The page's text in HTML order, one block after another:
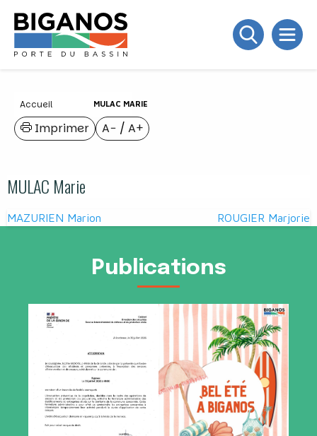
Accueil MULAC MARIE
A− / A+
Imprimer
MULAC Marie
Navigation
MAZURIEN Marion ROUGIER Marjorie
Publications